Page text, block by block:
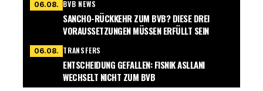
06.08. BVB NEWS
SANCHO-RÜCKKEHR ZUM BVB? DIESE DREI
VORAUSSETZUNGEN MÜSSEN ERFÜLLT SEIN
06.08. TRANSFERS
ENTSCHEIDUNG GEFALLEN: FISNIK ASLLANI
WECHSELT NICHT ZUM BVB